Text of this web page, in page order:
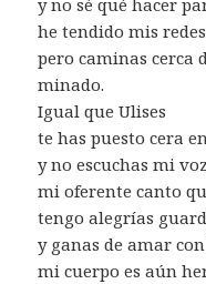
he tendido mis redes
pero caminas cerca
minado.
Igual que Ulises
te has puesto cera
y no escuchas mi
mi oferente canto
tengo alegrías
y ganas de amar
mi cuerpo es aún